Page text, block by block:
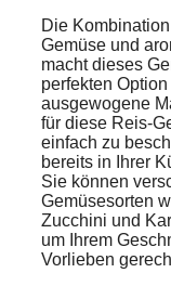
Die
Gemüse und
macht dieses
perfekten
ausgewogene
für diese Reis-
einfach zu
bereits in Ihrer
Sie können
Gemüsesorten
Zucchini und
um Ihrem
Vorlieben